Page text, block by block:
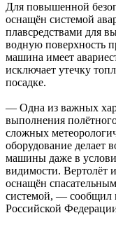
Для повышенной
оснащён системой
плавсредствами для
водную поверхность
машина имеет
исключает утечку
посадке.
— Одна из важных
выполнения
сложных
оборудование делает
машины даже в
видимости. Вертолёт
оснащён
системой, — сообщил
Российской